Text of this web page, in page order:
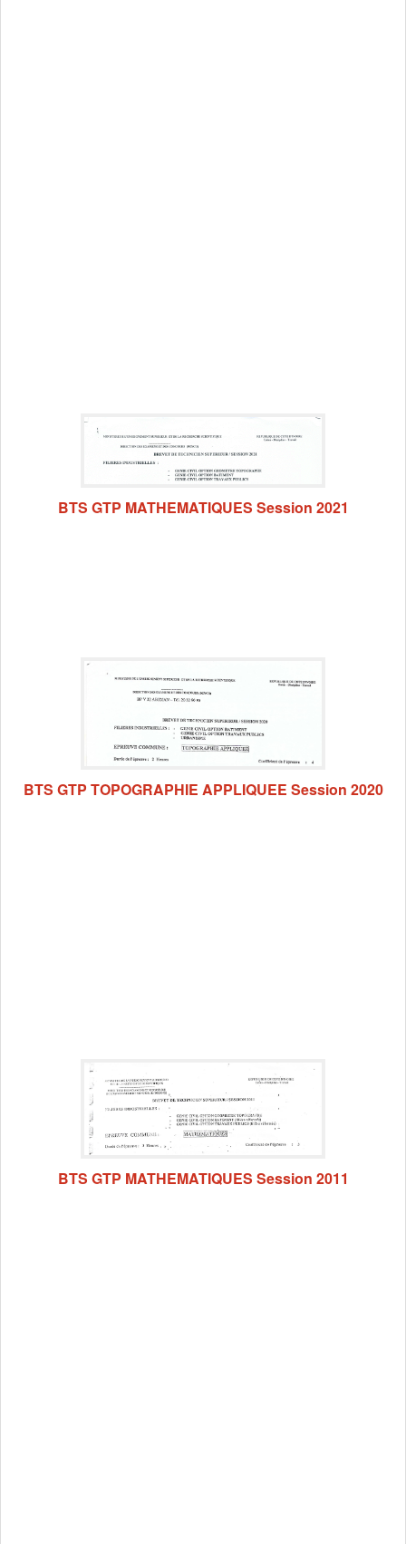
BTS GTP MATHEMATIQUES Session 2021
BTS GTP TOPOGRAPHIE APPLIQUEE Session 2020
BTS GTP MATHEMATIQUES Session 2011